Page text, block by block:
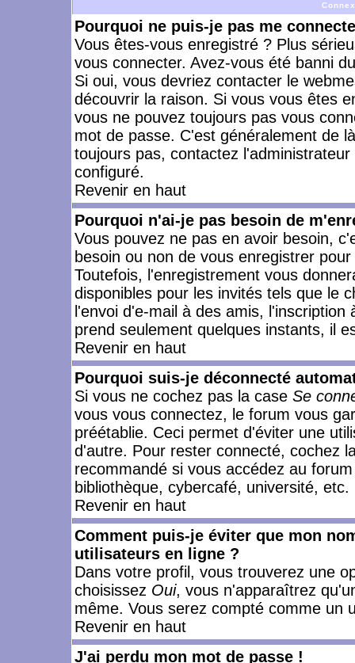
Pourquoi ne puis-je pas me
Vous êtes-vous enregistré ? Plus
vous connecter. Avez-vous été banni
Si oui, vous devriez contacter le
découvrir la raison. Si vous vous êtes
vous ne pouvez toujours pas vous
mot de passe. C'est généralement de
toujours pas, contactez
configuré.
Revenir en haut
Pourquoi n'ai-je pas besoin de
Vous pouvez ne pas en avoir besoin,
besoin ou non de vous enregistrer
Toutefois, l'enregistrement vous
disponibles pour les invités tels que le
l'envoi d'e-mail à des amis,
prend seulement quelques instants, il
Revenir en haut
Pourquoi suis-je déconnecté
Si vous ne cochez pas la case Se
vous vous connectez, le forum vous
préétablie. Ceci permet d'éviter une
d'autre. Pour rester connecté, cochez
recommandé si vous accédez au
bibliothèque, cybercafé, université, etc.
Revenir en haut
Comment puis-je éviter que mon
utilisateurs en ligne ?
Dans votre profil, vous trouverez une
choisissez Oui, vous n'apparaîtrez
même. Vous serez compté comme un
Revenir en haut
J'ai perdu mon mot de passe !